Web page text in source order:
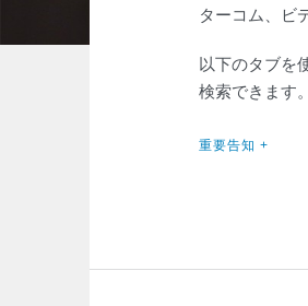
ターコム、ビ
以下のタブを
検索できます。
重要告知 +